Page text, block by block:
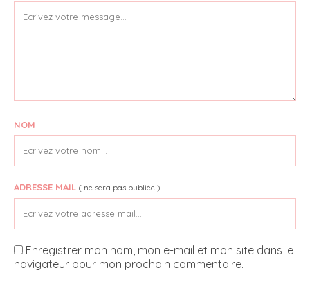
NOM
ADRESSE MAIL ( ne sera pas publiée )
Enregistrer mon nom, mon e-mail et mon site dans le
navigateur pour mon prochain commentaire.